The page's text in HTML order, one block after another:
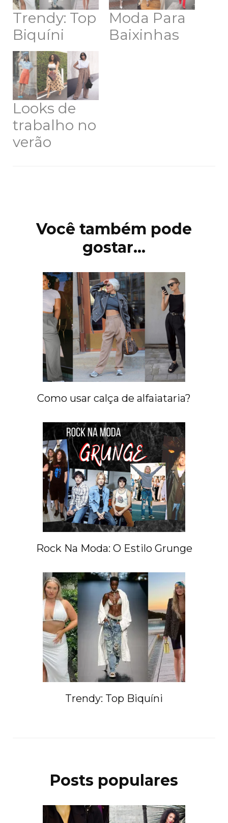
Trendy: Top
Biquíni
Moda Para
Baixinhas
Looks de
trabalho no
verão
postVocê também pode
gostar...
Como usar calça de alfaiataria?
Rock Na Moda: O Estilo Grunge
Trendy: Top Biquíni
Posts populares